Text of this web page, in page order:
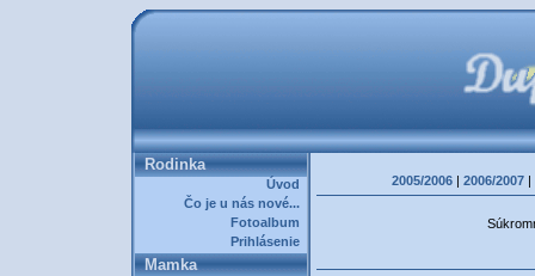
Rodinka
Úvod
Čo je u nás nové...
Fotoalbum
Prihlásenie
Mamka
2005/2006 | 2006/2007 |